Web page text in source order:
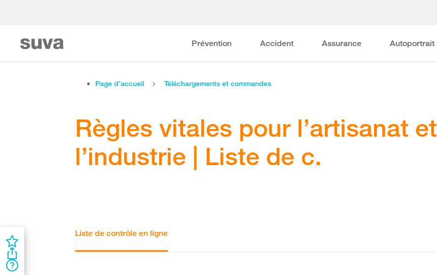
Prévention Accident Assurance Autoportrait
Page d’accueil Téléchargements et commandes
Règles vitales pour l’artisanat et
l’industrie | Liste de c.
Liste de contrôle en ligne